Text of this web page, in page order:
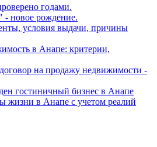
годами.
новое рождение.
условия выдачи, причины
в Анапе: критерии,
на продажу недвижимости -
гостиничный бизнес в Анапе
в Анапе с учетом реалий